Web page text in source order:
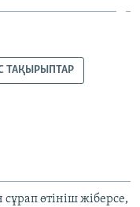
ТАҚЫРЫПТАР
өтініш жіберсе,